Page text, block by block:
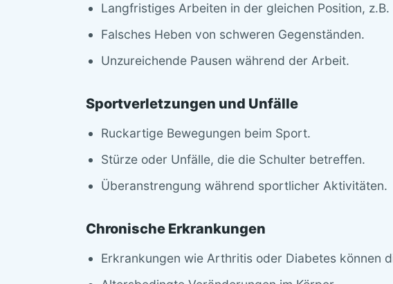
Langfristiges Arbeiten in der gleichen Position, z.B.
Falsches Heben von schweren Gegenständen.
Unzureichende Pausen während der Arbeit.
Sportverletzungen und Unfälle
Ruckartige Bewegungen beim Sport.
Stürze oder Unfälle, die die Schulter betreffen.
Überanstrengung während sportlicher Aktivitäten.
Chronische Erkrankungen
Erkrankungen wie Arthritis oder Diabetes können